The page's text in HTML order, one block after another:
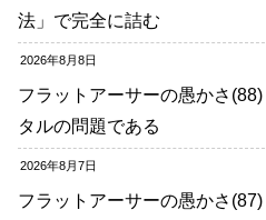
法」で完全に詰む
2026年8月8日
フラットアーサーの愚かさ
タルの問題である
2026年8月7日
フラットアーサーの愚かさ